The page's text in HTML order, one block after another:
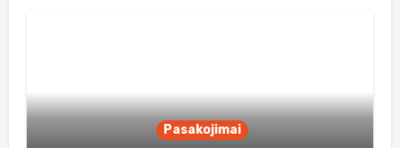
Pasakojimai